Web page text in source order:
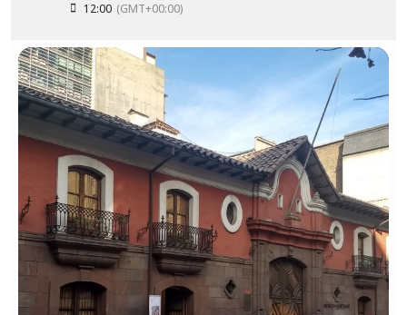
12:00 (GMT+00:00)